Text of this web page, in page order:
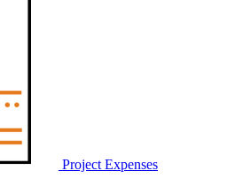
Project Expenses